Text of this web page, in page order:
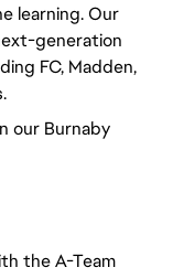
learning. Our
generation
FC, Madden,
our Burnaby
the A-Team